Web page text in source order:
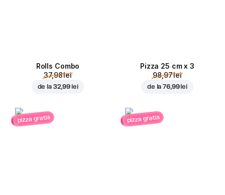
Rolls Combo
37,98 lei
de la 32,99 lei
Pizza 25 cm x 3
98,97 lei
de la76,99 lei
pizza gratis pizza gratis